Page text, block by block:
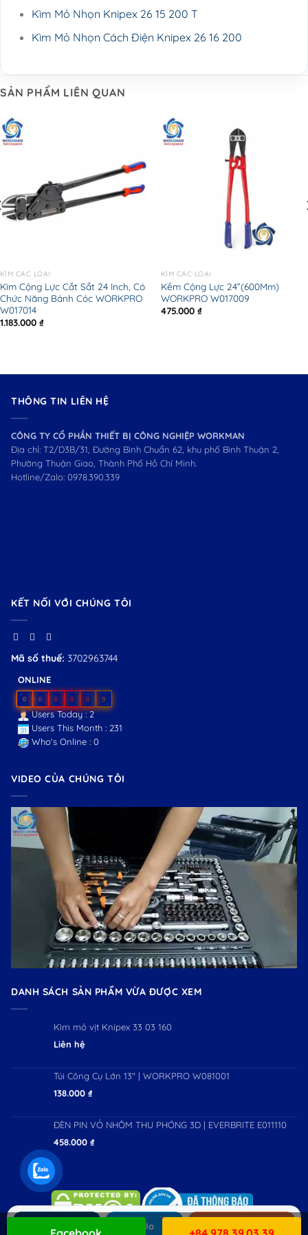
Kìm Mỏ Nhọn Knipex 26 15 200 T
Kìm Mỏ Nhọn Cách Điện Knipex 26 16 200
SẢN PHẨM LIÊN QUAN
KÌM CÁC LOẠI
Kìm Cộng Lực Cắt Sắt 24 Inch, Có
Chức Năng Bánh Cóc WORKPRO
W017014
1.183.000 ₫
KÌM CÁC LOẠI
Kềm Cộng Lực 24”(600Mm)
WORKPRO W017009
475.000 ₫
Zalo
THÔNG TIN LIÊN HỆ
CÔNG TY CỔ PHẦN THIẾT BỊ CÔNG NGHIỆP WORKMAN
Địa chỉ: T2/D3B/31, Đường Bình Chuẩn 62, khu phố Bình Thuận 2,
Phường Thuận Giao, Thành Phố Hồ Chí Minh.
Hotline/Zalo: 0978.390.339
KẾT NỐI VỚI CHÚNG TÔI
Mã số thuế: 3702963744
ONLINE
0 0 0 9 0 9
Users Today : 2
Users This Month : 231
Who's Online : 0
VIDEO CỦA CHÚNG TÔI
DANH SÁCH SẢN PHẨM VỪA ĐƯỢC XEM
Kìm mỏ vịt Knipex 33 03 160
Liên hệ
Túi Công Cụ Lớn 13" | WORKPRO W081001
138.000 ₫
ĐÈN PIN VỎ NHÔM THU PHÓNG 3D | EVERBRITE E011110
458.000 ₫